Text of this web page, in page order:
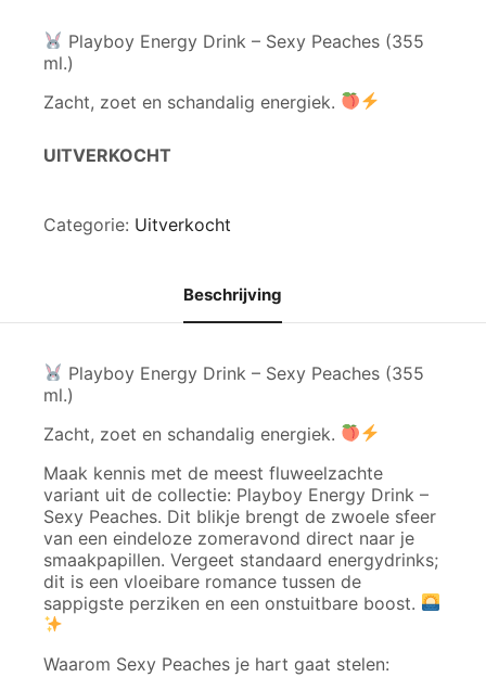
Playboy Energy Drink – Sexy Peaches (355
ml.)
Zacht, zoet en schandalig energiek.
UITVERKOCHT
Categorie: Uitverkocht
Beschrijving
Playboy Energy Drink – Sexy Peaches (355
ml.)
Zacht, zoet en schandalig energiek.
Maak kennis met de meest fluweelzachte
variant uit de collectie: Playboy Energy Drink –
Sexy Peaches. Dit blikje brengt de zwoele sfeer
van een eindeloze zomeravond direct naar je
smaakpapillen. Vergeet standaard energydrinks;
dit is een vloeibare romance tussen de
sappigste perziken en een onstuitbare boost.
Waarom Sexy Peaches je hart gaat stelen: